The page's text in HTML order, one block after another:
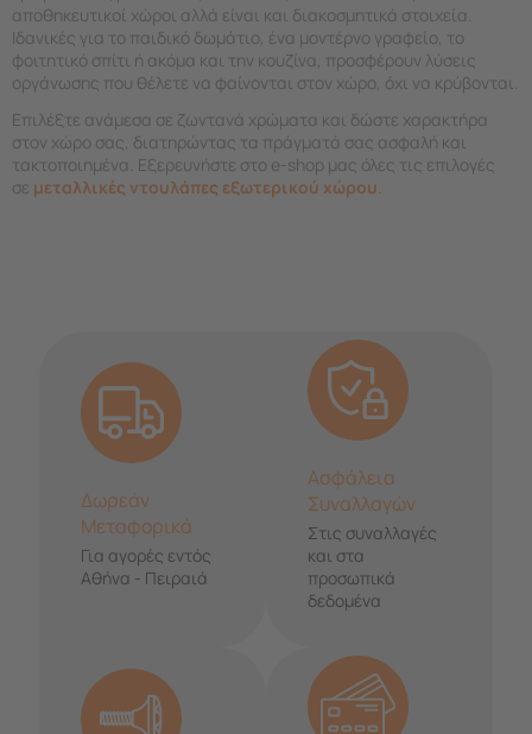
αποθηκευτικοί χώροι αλλά είναι και διακοσμητικά στοιχεία.
Ιδανικές για το παιδικό δωμάτιο, ένα μοντέρνο γραφείο, το
φοιτητικό σπίτι ή ακόμα και την κουζίνα, προσφέρουν λύσεις
οργάνωσης που θέλετε να φαίνονται στον χώρο, όχι να κρύβονται.
Επιλέξτε ανάμεσα σε ζωντανά χρώματα και δώστε χαρακτήρα
στον χώρο σας, διατηρώντας τα πράγματά σας ασφαλή και
τακτοποιημένα. Εξερευνήστε στο e-shop μας όλες τις επιλογές
σε μεταλλικές ντουλάπες εξωτερικού χώρου.
Δωρεάν
Μεταφορικά
Για αγορές εντός
Αθήνα - Πειραιά
Ασφάλεια
Συναλλαγών
Στις συναλλαγές
και στα
προσωπικά
δεδομένα